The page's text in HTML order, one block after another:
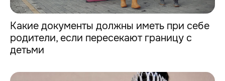
Какие документы должны иметь при себе
родители, если пересекают границу с
детьми